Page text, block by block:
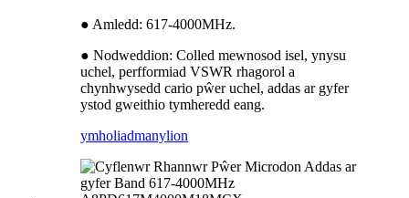
● Amledd: 617-4000MHz.
● Nodweddion: Colled mewnosod isel, ynysu
uchel, perfformiad VSWR rhagorol a
chynhwysedd cario pŵer uchel, addas ar gyfer
ystod gweithio tymheredd eang.
ymholiadmanylion